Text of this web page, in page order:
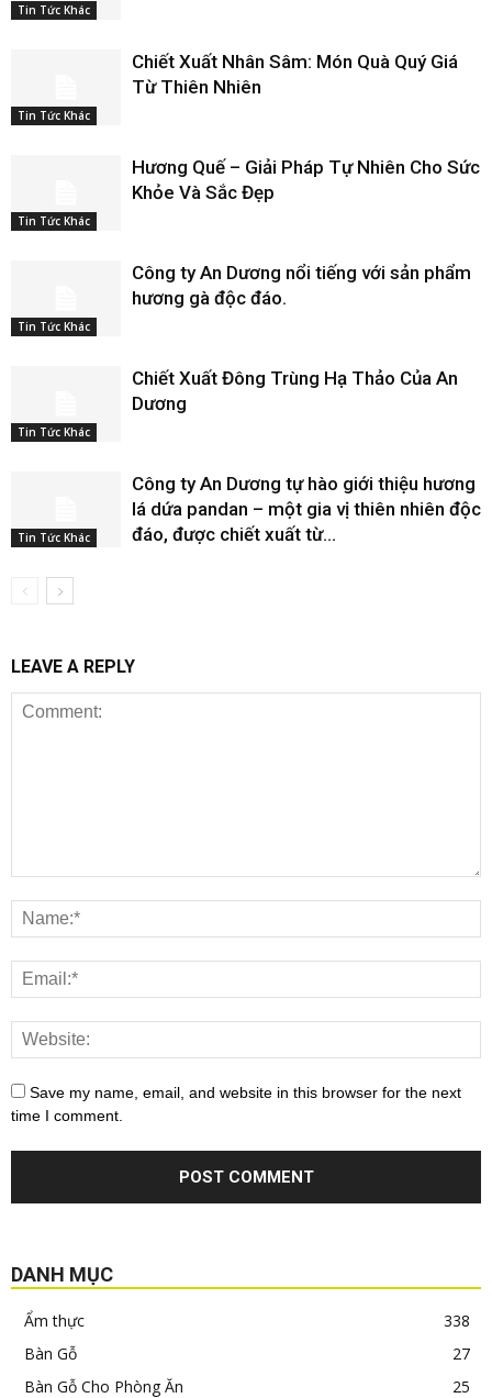
Tin Tức Khác
Tin Tức Khác
Chiết Xuất Nhân Sâm: Món Quà Quý Giá
Từ Thiên Nhiên
Tin Tức Khác
Hương Quế – Giải Pháp Tự Nhiên Cho Sức
Khỏe Và Sắc Đẹp
Tin Tức Khác
Công ty An Dương nổi tiếng với sản phẩm
hương gà độc đáo.
Tin Tức Khác
Chiết Xuất Đông Trùng Hạ Thảo Của An
Dương
Tin Tức Khác
Công ty An Dương tự hào giới thiệu hương
lá dứa pandan – một gia vị thiên nhiên độc
đáo, được chiết xuất từ...
LEAVE A REPLY
Save my name, email, and website in this browser for the next
time I comment.
DANH MỤC
Ẩm thực
338
Bàn Gỗ
27
Bàn Gỗ Cho Phòng Ăn
25